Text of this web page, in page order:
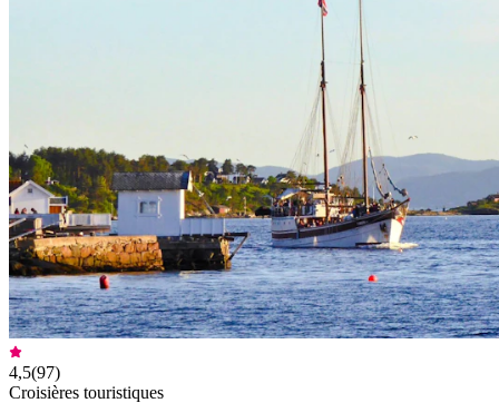
4,5(97)
Croisières touristiques